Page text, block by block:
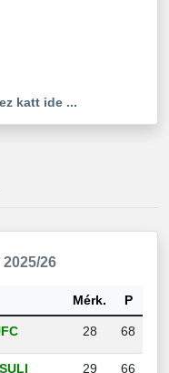
katt ide ...
2025/26
Mérk. P
28 68
29 66